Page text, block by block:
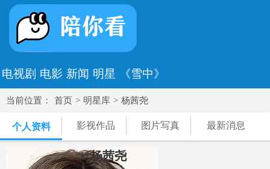
电视剧 电影 新闻 明星 《雪中》
当前位置： 首页 > 明星库 > 杨茜尧
个人资料 影视作品 图片写真 最新消息
杨茜尧